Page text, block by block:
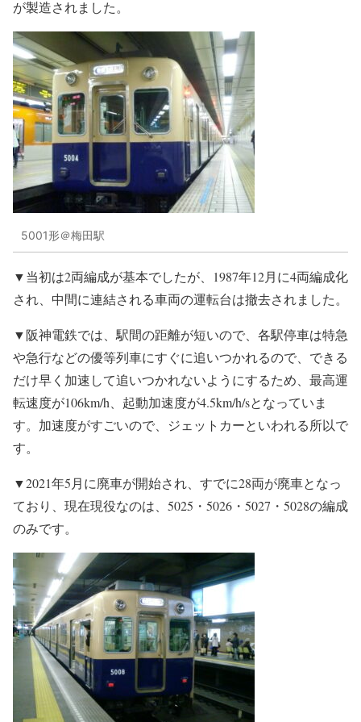
が製造されました。
5001形＠梅田駅
▼当初は2両編成が基本でしたが、1987年12月に4両編成化
され、中間に連結される車両の運転台は撤去されました。
▼阪神電鉄では、駅間の距離が短いので、各駅停車は特急
や急行などの優等列車にすぐに追いつかれるので、できる
だけ早く加速して追いつかれないようにするため、最高運
転速度が106km/h、起動加速度が4.5km/h/sとなっていま
す。加速度がすごいので、ジェットカーといわれる所以で
す。
▼2021年5月に廃車が開始され、すでに28両が廃車となっ
ており、現在現役なのは、5025・5026・5027・5028の編成
のみです。